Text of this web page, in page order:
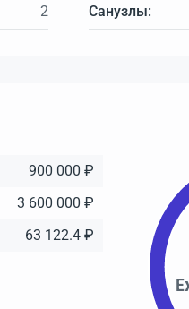
2 Санузлы:
900 000 ₽
3 600 000 ₽
63 122.4 ₽